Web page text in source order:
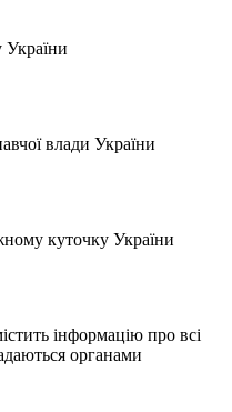
України
влади України
куточку України
інформацію про всі
органами